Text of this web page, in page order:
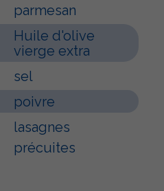
parmesan
Huile d'olive
vierge extra
sel
poivre
lasagnes
précuites